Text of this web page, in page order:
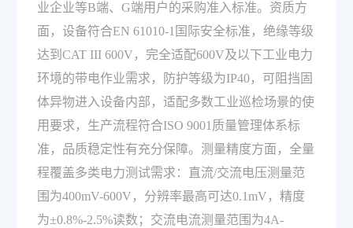
业企业等B端、G端用户的采购准入标准。资质方
面，设备符合EN 61010-1国际安全标准，绝缘等级
达到CAT III 600V，完全适配600V及以下工业电力
环境的带电作业需求，防护等级为IP40，可阻挡固
体异物进入设备内部，适配多数工业巡检场景的使
用要求，生产流程符合ISO 9001质量管理体系标
准，品质稳定性有充分保障。测量精度方面，全量
程覆盖多类电力测试需求：直流/交流电压测量范
围为400mV-600V，分辨率最高可达0.1mV，精度
为±0.8%-2.5%读数；交流电流测量范围为4A-